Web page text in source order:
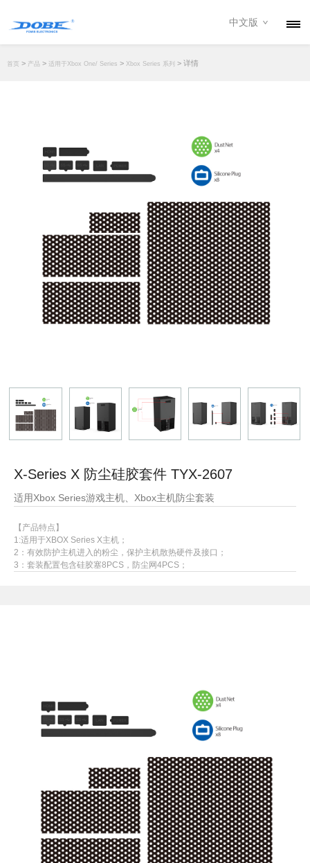
下载专区
中文版
首页 > 产品 > 适用于Xbox One/ Series > Xbox Series 系列 > 详情
X-Series X 防尘硅胶套件 TYX-2607
适用Xbox Series游戏主机、Xbox主机防尘套装
【产品特点】
1:适用于XBOX Series X主机；
2：有效防护主机进入的粉尘，保护主机散热硬件及接口；
3：套装配置包含硅胶塞8PCS，防尘网4PCS；